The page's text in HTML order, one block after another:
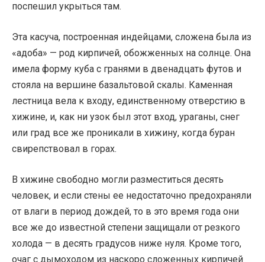
поспешил укрыться там.
Эта касуча, построенная индейцами, сложена была из
«адоба» — род кирпичей, обожженных на солнце. Она
имела форму куба с гранями в двенадцать футов и
стояла на вершине базальтовой скалы. Каменная
лестница вела к входу, единственному отверстию в
хижине, и, как ни узок был этот вход, ураганы, снег
или град все же проникали в хижину, когда буран
свирепствовал в горах.
В хижине свободно могли разместиться десять
человек, и если стены ее недостаточно предохраняли
от влаги в период дождей, то в это время года они
все же до известной степени защищали от резкого
холода — в десять градусов ниже нуля. Кроме того,
очаг с дымоходом из наскоро сложенных кирпичей